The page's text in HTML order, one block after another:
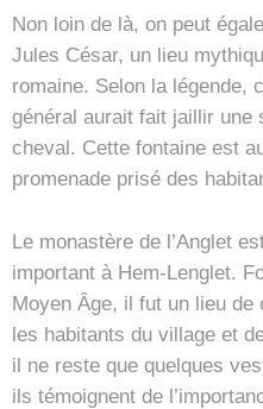
Non loin de là, on peut
Jules César, un lieu
romaine. Selon la légende,
général aurait fait jaillir une
cheval. Cette fontaine est
promenade prisé des
Le monastère de l’Anglet
important à Hem-Lenglet.
Moyen Âge, il fut un lieu de
les habitants du village et
il ne reste que quelques
ils témoignent de